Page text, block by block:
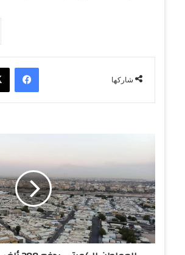
شاركها
فيسبوك
و
ا
ط
ن
ا
ل